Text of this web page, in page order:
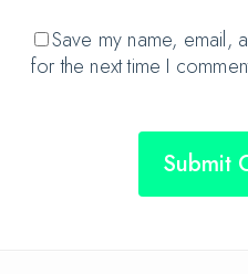
Save my name, email,
for the next time I